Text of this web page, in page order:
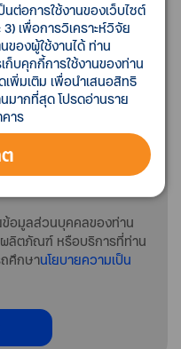
ข้อมูลส่วนบุคคลของท่าน
ผลิตภัณฑ์ หรือบริการที่ท่าน
ศึกษานโยบายความเป็น
นต่อการใช้งานของเว็บไซต์
เพื่อการวิเคราะห์วิจัย
ของผู้ใช้งานได้ ท่าน
ก็บคุกกี้การใช้งานของท่าน
พิ่มเติม เพื่อนำเสนอสิทธิ
มากที่สุด โปรดอ่านราย
าร